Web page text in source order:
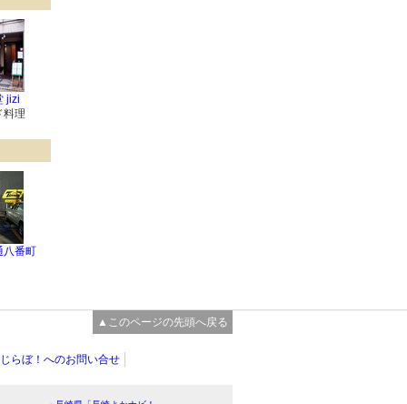
jizi
料理
八番町
▲このページの先頭へ戻る
らぼ！へのお問い合せ